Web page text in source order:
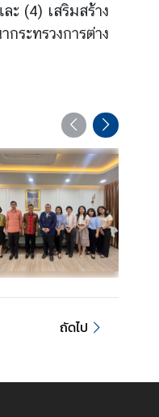
ะ (4) เสริมสร้าง
ระทรวงการต่าง
ถัดไป